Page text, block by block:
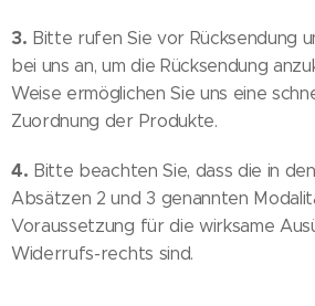
3. Bitte rufen Sie vor Rücksendung
bei uns an, um die Rücksendung
Weise ermöglichen Sie uns eine
Zuordnung der Produkte.
4. Bitte beachten Sie, dass die in
Absätzen 2 und 3 genannten
Voraussetzung für die wirksame
Widerrufs-rechts sind.